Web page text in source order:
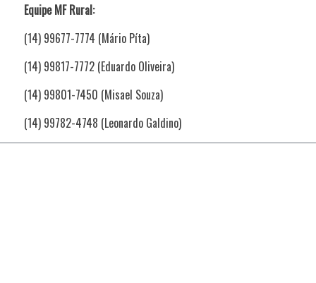
Equipe MF Rural:
(14) 99677-7774 (Mário Píta)
(14) 99817-7772 (Eduardo Oliveira)
(14) 99801-7450 (Misael Souza)
(14) 99782-4748 (Leonardo Galdino)